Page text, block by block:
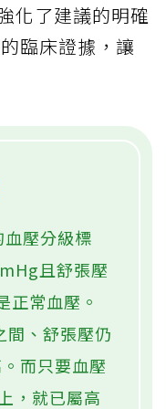
化了建議的明確
臨床證據，讓
壓分級標
且舒張壓
常血壓。
間、舒張壓仍
而只要血壓
，就已屬高